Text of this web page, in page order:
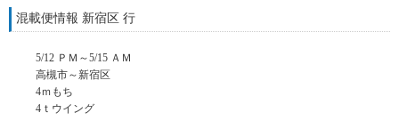
混載便情報 新宿区 行
5/12 ＰＭ～5/15 ＡＭ
高槻市～新宿区
4ｍもち
4ｔウイング